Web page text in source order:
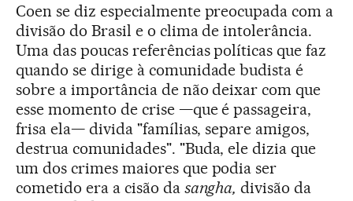
Coen se diz especialmente preocupada com a
divisão do Brasil e o clima de intolerância.
Uma das poucas referências políticas que faz
quando se dirige à comunidade budista é
sobre a importância de não deixar com que
esse momento de crise —que é passageira,
frisa ela— divida "famílias, separe amigos,
destrua comunidades". "Buda, ele dizia que
um dos crimes maiores que podia ser
cometido era a cisão da sangha, divisão da